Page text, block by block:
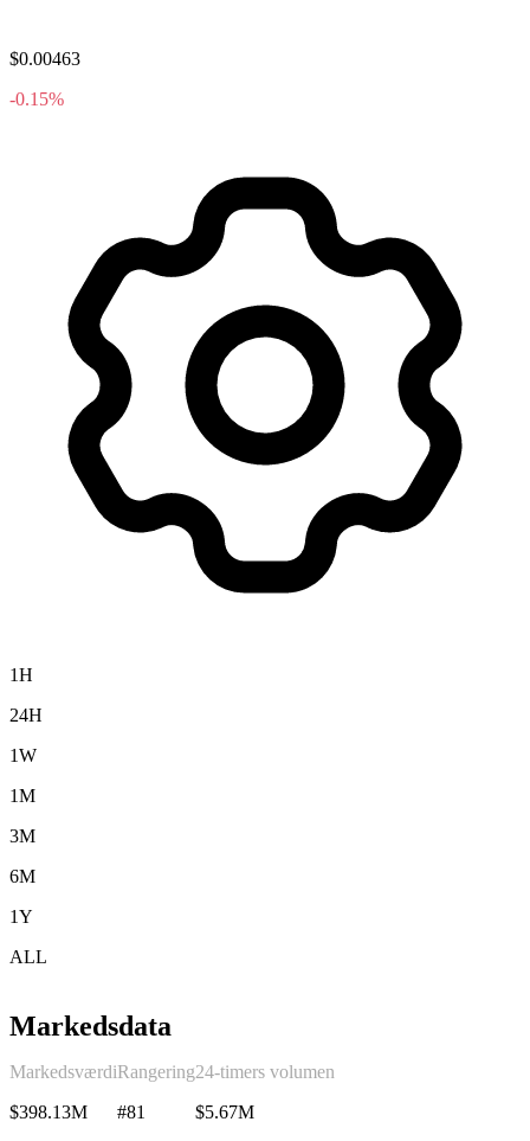
$0.00463
-0.15%
1H
24H
1W
1M
3M
6M
1Y
ALL
Markedsdata
Markedsværdi
$398.13M
Rangering
#81
24-timers volumen
$5.67M